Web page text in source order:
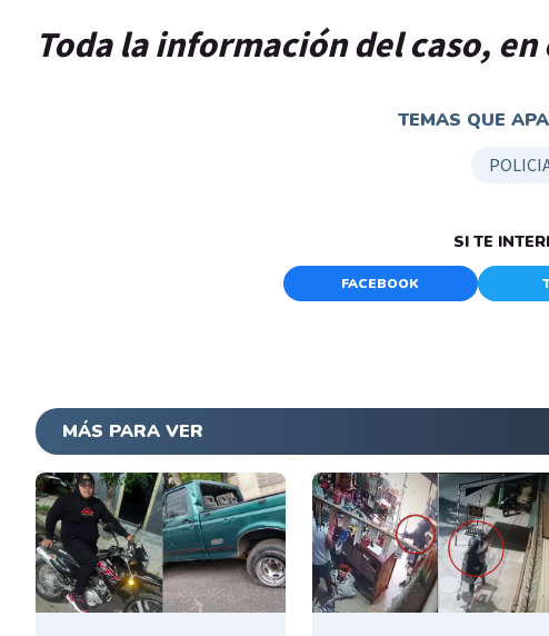
Toda la información del caso,
TEMAS QUE
SI TE
FACEBOOK
MÁS PARA VER